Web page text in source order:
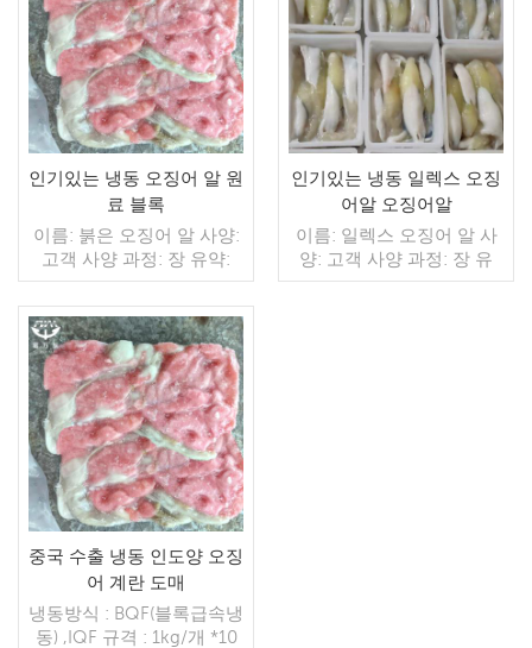
인기있는 냉동 오징어 알 원
료 블록
이름: 붉은 오징어 알 사양:
고객 사양 과정: 장 유약:
BQF 40%(맞춤형) 포장:
1kg / 가방, 10kg / 짠 가방
(맞춤형) 판매 모델: 도매/수
출 min. 주문: 20피트 컨테
이너 / 40피트 컨테이너 지
불: 보자마자 TT / С확인된
취소 불가능한 LC 배송: 입
금 확인 후 20일 이내 원산
지: 중국 브랜드: 푸 왕 행
더 읽기
인기있는 냉동 일렉스 오징
어알 오징어알
이름: 일렉스 오징어 알 사
양: 고객 사양 과정: 장 유
약: BQF 40%(맞춤형) 포장:
중국 수출 냉동 인도양 오징
어 계란 도매
냉동방식 : BQF(블록급속냉
동) ,IQF 규격 : 1kg/개 *10